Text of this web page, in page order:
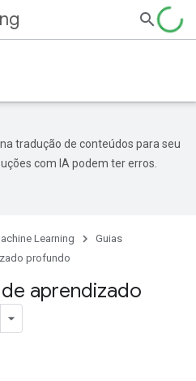
tradução de conteúdos para seu
com IA podem ter erros.
Learning
Guias
profundo
aprendizado